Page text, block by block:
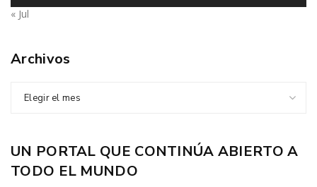
« Jul
Archivos
Elegir el mes
UN PORTAL QUE CONTINÚA ABIERTO A
TODO EL MUNDO